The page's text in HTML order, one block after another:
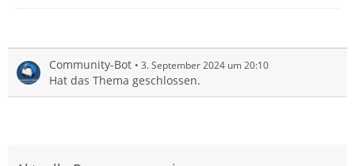
Community-Bot 3. September 2024 um 20:10
Hat das Thema geschlossen.